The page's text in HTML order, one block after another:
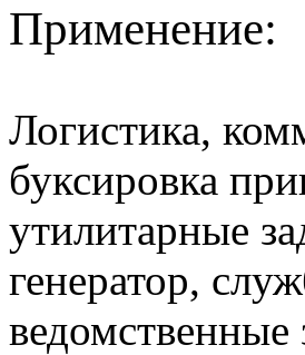
Применение:
Логистика,
буксировка
утилитарные
генератор,
ведомственные